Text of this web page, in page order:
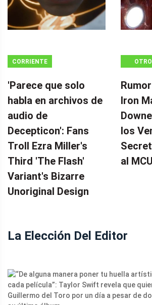
CORRIENTE
'Parece que solo
habla en archivos de
audio de
Decepticon': Fans
Troll Ezra Miller's
Third 'The Flash'
Variant's Bizarre
Unoriginal Design
OTRO
Iron
los
al MCU
La Elección Del Editor